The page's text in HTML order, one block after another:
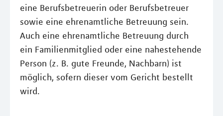
eine Berufsbetreuerin oder Berufsbetreuer
sowie eine ehrenamtliche Betreuung sein.
Auch eine ehrenamtliche Betreuung durch
ein Familienmitglied oder eine nahestehende
Person (z. B. gute Freunde, Nachbarn) ist
möglich, sofern dieser vom Gericht bestellt
wird.